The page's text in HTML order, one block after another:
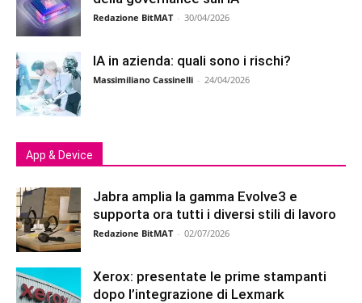
Redazione BitMAT - 30/04/2026
IA in azienda: quali sono i rischi?
Massimiliano Cassinelli - 24/04/2026
App & Device
Jabra amplia la gamma Evolve3 e
supporta ora tutti i diversi stili di lavoro
Redazione BitMAT - 02/07/2026
Xerox: presentate le prime stampanti
dopo l’integrazione di Lexmark